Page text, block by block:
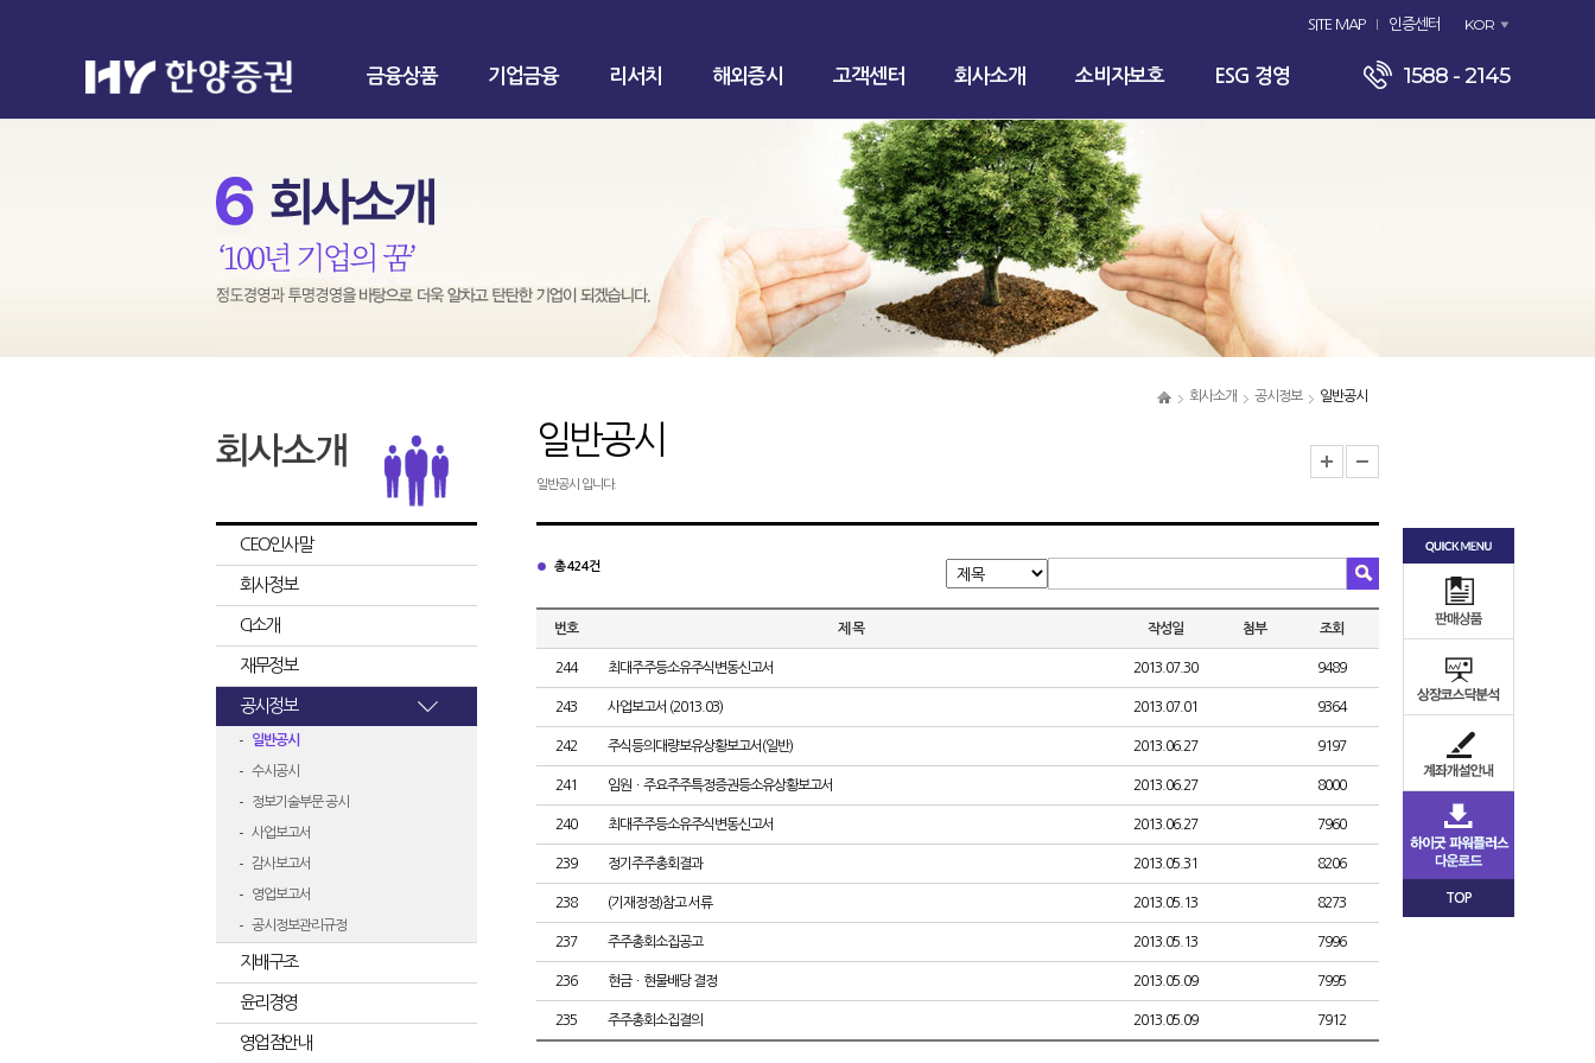
SITE MAP 인증센터 KOR
금융상품 기업금융 리서치 해외증시 고객센터 회사소개 소비자보호 ESG 경영 1588 - 2145
회사소개 공시정보 일반공시
CEO인사말
회사정보
CI소개
재무정보
공시정보
일반공시
수시공시
정보기술부문 공시
사업보고서
감사보고서
영업보고서
공시정보관리규정
지배구조
윤리경영
영업점안내
일반공시
일반공시 입니다.
총 424건
번호 제 목 작성일 첨부 조회
244 최대주주등소유주식변동신고서 2013.07.30 9489
243 사업보고서 (2013.03) 2013.07.01 9364
242 주식등의대량보유상황보고서(일반) 2013.06.27 9197
241 임원ㆍ주요주주특정증권등소유상황보고서 2013.06.27 8000
240 최대주주등소유주식변동신고서 2013.06.27 7960
239 정기주주총회결과 2013.05.31 8206
238 (기재정정)참고 서류 2013.05.13 8273
237 주주총회소집공고 2013.05.13 7996
236 현금ㆍ현물배당 결정 2013.05.09 7995
235 주주총회소집결의 2013.05.09 7912
TOP